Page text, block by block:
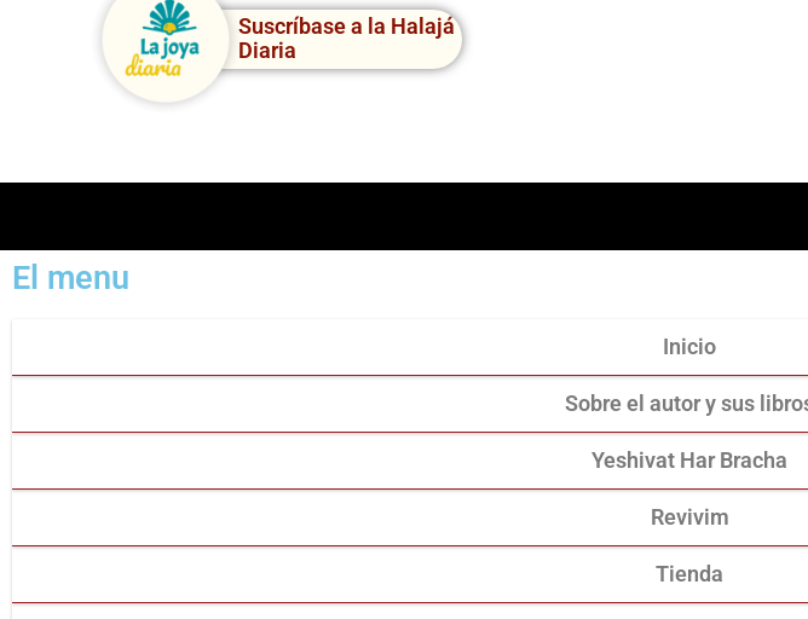
Suscríbase a la Halajá
Diaria
El menu
Inicio
Sobre el autor y sus
Yeshivat Har Bracha
Revivim
Tienda